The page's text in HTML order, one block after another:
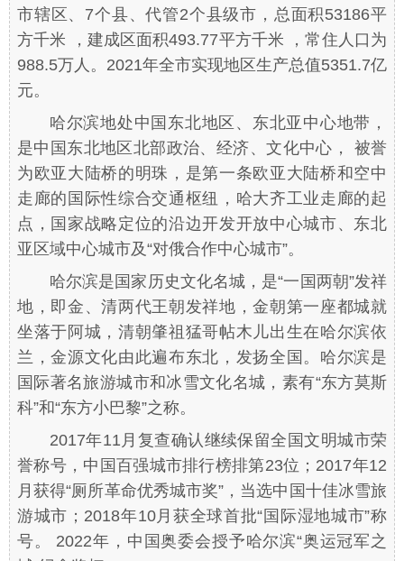
市辖区、7个县、代管2个县级市，总面积53186平
方千米 ，建成区面积493.77平方千米 ，常住人口为
988.5万人。2021年全市实现地区生产总值5351.7亿
元。
哈尔滨地处中国东北地区、东北亚中心地带，
是中国东北地区北部政治、经济、文化中心， 被誉
为欧亚大陆桥的明珠，是第一条欧亚大陆桥和空中
走廊的国际性综合交通枢纽，哈大齐工业走廊的起
点，国家战略定位的沿边开发开放中心城市、东北
亚区域中心城市及“对俄合作中心城市”。
哈尔滨是国家历史文化名城，是“一国两朝”发祥
地，即金、清两代王朝发祥地，金朝第一座都城就
坐落于阿城，清朝肇祖猛哥帖木儿出生在哈尔滨依
兰，金源文化由此遍布东北，发扬全国。哈尔滨是
国际著名旅游城市和冰雪文化名城，素有“东方莫斯
科”和“东方小巴黎”之称。
2017年11月复查确认继续保留全国文明城市荣
誉称号，中国百强城市排行榜排第23位；2017年12
月获得“厕所革命优秀城市奖”，当选中国十佳冰雪旅
游城市；2018年10月获全球首批“国际湿地城市”称
号。 2022年，中国奥委会授予哈尔滨“奥运冠军之